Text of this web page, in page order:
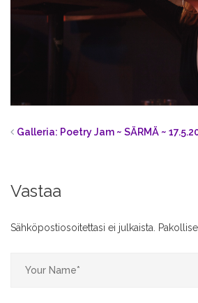
Galleria: Poetry Jam ~ SÄRMÄ ~
Vastaa
Sähköpostiosoitettasi ei julkaista.